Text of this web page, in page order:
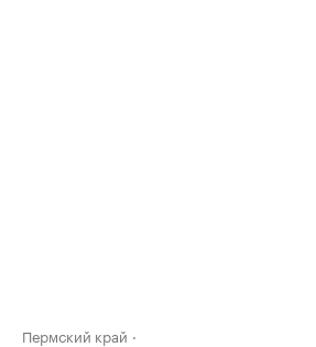
Пермский край